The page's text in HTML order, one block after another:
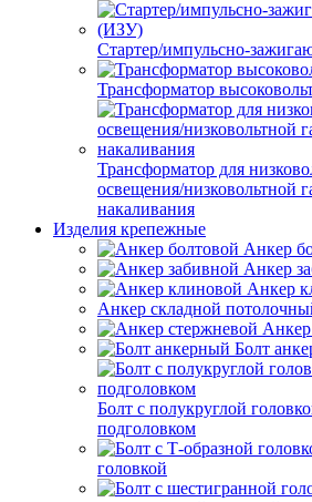
Стартер/импульсно-
Трансформатор
Трансформатор для
освещения/низковольтной
накаливания
Изделия крепежные
Анкер
Анкер
Анкер
Анкер складной
Болт
Болт с полукруглой
подголовком
головкой